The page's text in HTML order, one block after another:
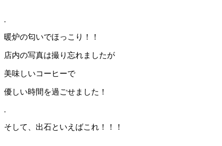
.
暖炉の匂いでほっこり！！
店内の写真は撮り忘れましたが
美味しいコーヒーで
優しい時間を過ごせました！
.
そして、出石といえばこれ！！！